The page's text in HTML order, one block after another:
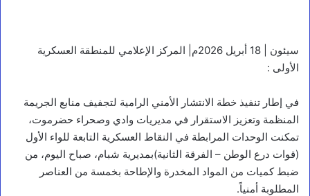
سيئون | 18 أبريل 2026م| المركز الإعلامي للمنطقة العسكرية
الأولى :
في إطار تنفيذ خطة الانتشار الأمني الرامية لتجفيف منابع الجريمة
المنظمة وتعزيز الاستقرار في مديريات وادي وصحراء حضرموت،
تمكنت الوحدات المرابطة في النقاط العسكرية التابعة للواء الأول
(قوات درع الوطن – الفرقة الثانية)بمديرية شبام، صباح اليوم، من
ضبط كميات من المواد المخدرة والإطاحة بخمسة من العناصر
المطلوبة أمنياً.